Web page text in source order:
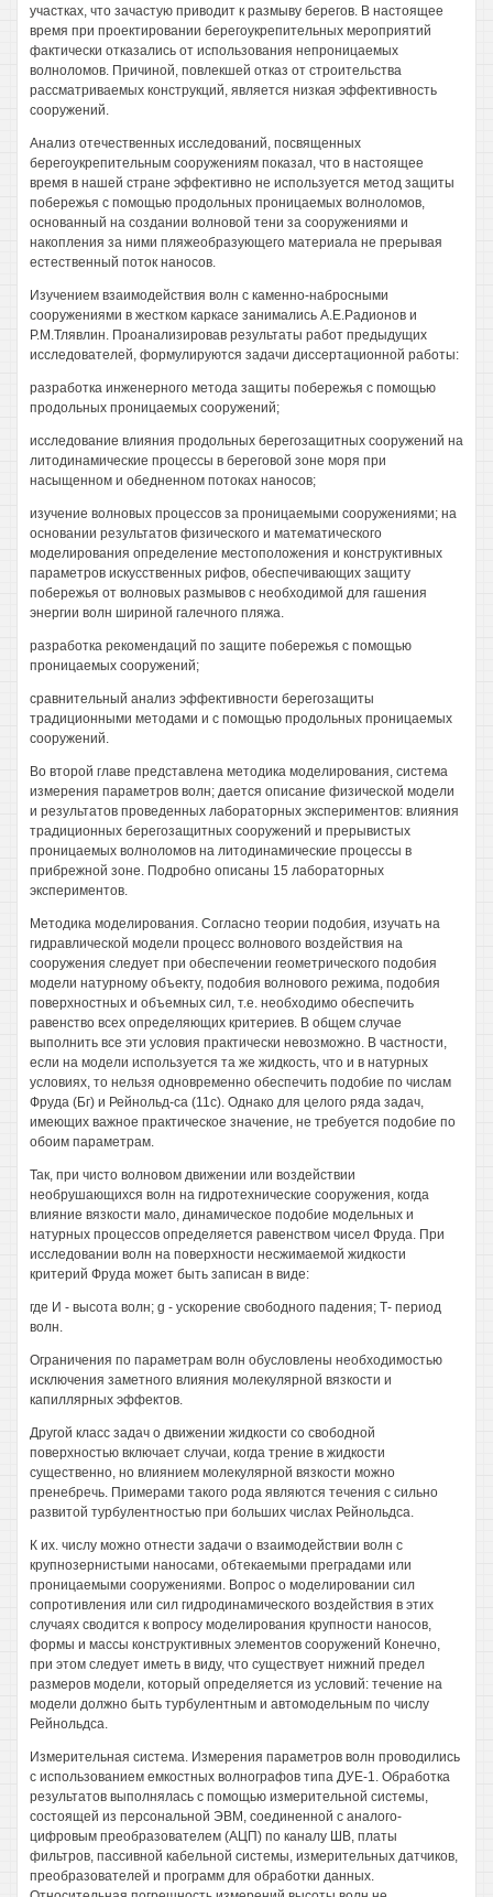
участках, что зачастую приводит к размыву берегов. В настоящее
время при проектировании берегоукрепительных мероприятий
фактически отказались от использования непроницаемых
волноломов. Причиной, повлекшей отказ от строительства
рассматриваемых конструкций, является низкая эффективность
сооружений.
Анализ отечественных исследований, посвященных
берегоукрепительным сооружениям показал, что в настоящее
время в нашей стране эффективно не используется метод защиты
побережья с помощью продольных проницаемых волноломов,
основанный на создании волновой тени за сооружениями и
накопления за ними пляжеобразующего материала не прерывая
естественный поток наносов.
Изучением взаимодействия волн с каменно-набросными
сооружениями в жестком каркасе занимались А.Е.Радионов и
Р.М.Тлявлин. Проанализировав результаты работ предыдущих
исследователей, формулируются задачи диссертационной работы:
разработка инженерного метода защиты побережья с помощью
продольных проницаемых сооружений;
исследование влияния продольных берегозащитных сооружений на
литодинамические процессы в береговой зоне моря при
насыщенном и обедненном потоках наносов;
изучение волновых процессов за проницаемыми сооружениями; на
основании результатов физического и математического
моделирования определение местоположения и конструктивных
параметров искусственных рифов, обеспечивающих защиту
побережья от волновых размывов с необходимой для гашения
энергии волн шириной галечного пляжа.
разработка рекомендаций по защите побережья с помощью
проницаемых сооружений;
сравнительный анализ эффективности берегозащиты
традиционными методами и с помощью продольных проницаемых
сооружений.
Во второй главе представлена методика моделирования, система
измерения параметров волн; дается описание физической модели
и результатов проведенных лабораторных экспериментов: влияния
традиционных берегозащитных сооружений и прерывистых
проницаемых волноломов на литодинамические процессы в
прибрежной зоне. Подробно описаны 15 лабораторных
экспериментов.
Методика моделирования. Согласно теории подобия, изучать на
гидравлической модели процесс волнового воздействия на
сооружения следует при обеспечении геометрического подобия
модели натурному объекту, подобия волнового режима, подобия
поверхностных и объемных сил, т.е. необходимо обеспечить
равенство всех определяющих критериев. В общем случае
выполнить все эти условия практически невозможно. В частности,
если на модели используется та же жидкость, что и в натурных
условиях, то нельзя одновременно обеспечить подобие по числам
Фруда (Бг) и Рейнольд-са (11с). Однако для целого ряда задач,
имеющих важное практическое значение, не требуется подобие по
обоим параметрам.
Так, при чисто волновом движении или воздействии
необрушающихся волн на гидротехнические сооружения, когда
влияние вязкости мало, динамическое подобие модельных и
натурных процессов определяется равенством чисел Фруда. При
исследовании волн на поверхности несжимаемой жидкости
критерий Фруда может быть записан в виде:
где И - высота волн; g - ускорение свободного падения; Т- период
волн.
Ограничения по параметрам волн обусловлены необходимостью
исключения заметного влияния молекулярной вязкости и
капиллярных эффектов.
Другой класс задач о движении жидкости со свободной
поверхностью включает случаи, когда трение в жидкости
существенно, но влиянием молекулярной вязкости можно
пренебречь. Примерами такого рода являются течения с сильно
развитой турбулентностью при больших числах Рейнольдса.
К их. числу можно отнести задачи о взаимодействии волн с
крупнозернистыми наносами, обтекаемыми преградами или
проницаемыми сооружениями. Вопрос о моделировании сил
сопротивления или сил гидродинамического воздействия в этих
случаях сводится к вопросу моделирования крупности наносов,
формы и массы конструктивных элементов сооружений Конечно,
при этом следует иметь в виду, что существует нижний предел
размеров модели, который определяется из условий: течение на
модели должно быть турбулентным и автомодельным по числу
Рейнольдса.
Измерительная система. Измерения параметров волн проводились
с использованием емкостных волнографов типа ДУЕ-1. Обработка
результатов выполнялась с помощью измерительной системы,
состоящей из персональной ЭВМ, соединенной с аналого-
цифровым преобразователем (АЦП) по каналу ШВ, платы
фильтров, пассивной кабельной системы, измерительных датчиков,
преобразователей и программ для обработки данных.